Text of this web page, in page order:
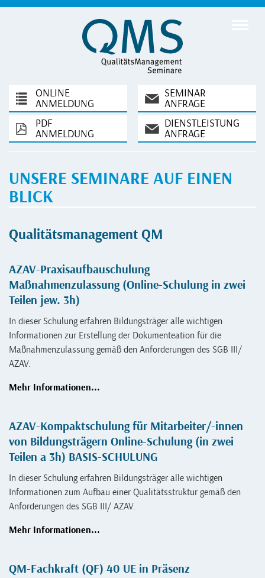
ONLINE
ANMELDUNG
PDF
ANMELDUNG
SEMINAR
ANFRAGE
DIENSTLEISTUNG
ANFRAGE
UNSERE SEMINARE AUF EINEN
BLICK
Qualitätsmanagement QM
AZAV-Praxisaufbauschulung
Maßnahmenzulassung (Online-Schulung in zwei
Teilen jew. 3h)
In dieser Schulung erfahren Bildungsträger alle wichtigen
Informationen zur Erstellung der Dokumenteation für die
Maßnahmenzulassung gemäß den Anforderungen des SGB III/
AZAV.
Mehr Informationen...
AZAV-Kompaktschulung für Mitarbeiter/-innen
von Bildungsträgern Online-Schulung (in zwei
Teilen a 3h) BASIS-SCHULUNG
In dieser Schulung erfahren Bildungsträger alle wichtigen
Informationen zum Aufbau einer Qualitätsstruktur gemäß den
Anforderungen des SGB III/ AZAV.
Mehr Informationen...
QM-Fachkraft (QF) 40 UE in Präsenz